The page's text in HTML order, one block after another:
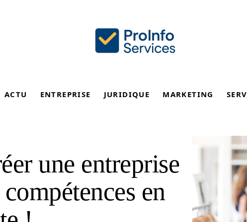
ACTU ENTREPRISE JURIDIQUE MARKETING
une entreprise
en